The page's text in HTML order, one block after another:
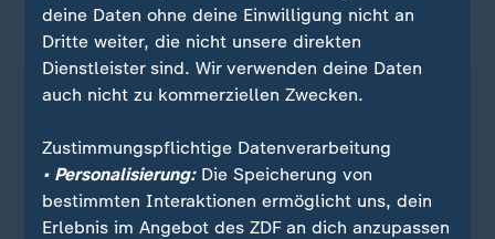
GKV-Reform: Warum muss gespart werden?
Etwa 75 Millionen Bundesbürger sind gesetzlich
beitragszahlende Mitglieder, etwa 16 Millionen
sind mitversichert. Den Krankenkassen geht das
Geld aus. Und das, obwohl die Beiträge für die
Versicherten in den vergangenen Jahren deutlich
deine Daten ohne deine Einwilligung nicht an
Dritte weiter, die nicht unsere direkten
Dienstleister sind. Wir verwenden deine Daten
auch nicht zu kommerziellen Zwecken.
Zustimmungspflichtige Datenverarbeitung
• Personalisierung:Die Speicherung von
bestimmten Interaktionen ermöglicht uns, dein
Erlebnis im Angebot des ZDF an dich anzupassen